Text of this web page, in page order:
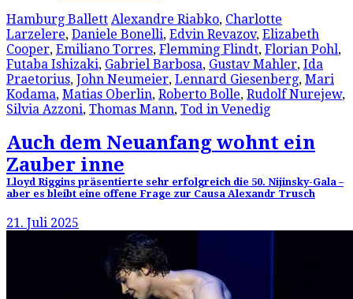
Hamburg Ballett Alexandre Riabko, Charlotte
Larzelere, Daniele Bonelli, Edvin Revazov, Elizabeth
Cooper, Emiliano Torres, Flemming Flindt, Florian Pohl,
Futaba Ishizaki, Gabriel Barbosa, Gustav Mahler, Ida
Praetorius, John Neumeier, Lennard Giesenberg, Mari
Kodama, Matias Oberlin, Roberto Bolle, Rudolf Nurejew,
Silvia Azzoni, Thomas Mann, Tod in Venedig
Auch dem Neuanfang wohnt ein
Zauber inne
Lloyd Riggins präsentierte sehr erfolgreich die 50. Nijinsky-Gala –
aber es bleibt eine offene Frage zur Causa Alexandr Trusch
21. Juli 2025